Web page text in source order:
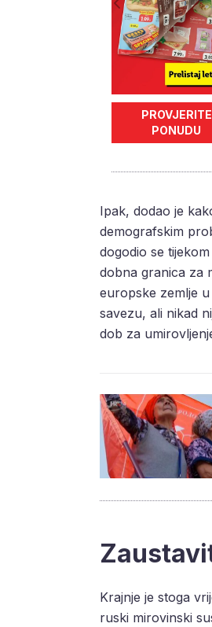
PROVJERITE
PONUDU
Ipak, dodao je
demografskim
dogodio se
dobna granica za
europske zemlje
savezu, ali nikad
dob za
Krajnje je stoga
ruski mirovinski